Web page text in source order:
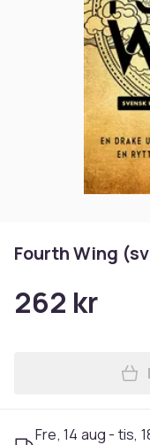
Fourth Wing
262 kr
Fre, 14 aug - tis,